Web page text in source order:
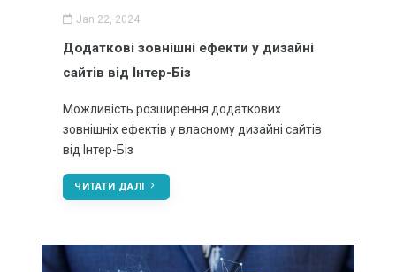
БРЕНДІНГ
SMM - реклама у соцмережах
АКЦІЇ знижки до
Jan 22, 2024
Додаткові зовнішні ефекти у дизайні
сайтів від Інтер-Біз
Можливість розширення додаткових
зовнішніх ефектів у власному дизайні сайтів
від Інтер-Біз
ЧИТАТИ ДАЛІ